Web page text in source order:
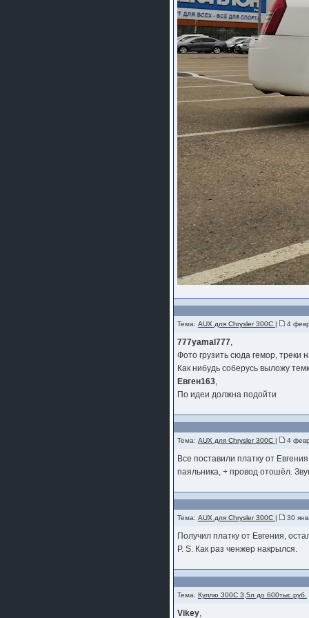
Тема: AUX для Chrysler 300C | 4
777yamal777,
Фото грузить сюда гемор,
Как нибудь соберусь выложу
Евген163,
По идеи должна подойти
Тема: AUX для Chrysler 300C | 4
Все поставили платку от
паяльника, + провод отошёл.
Тема: AUX для Chrysler 300C | 30
Получил платку от Евгения,
Р. S. Как раз ченжер накрылся.
Тема: Куплю 300С 3,5л до 600тыс.руб.
Vikey,